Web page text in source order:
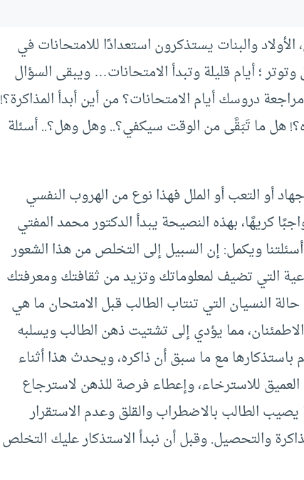
والبنات يستذكرون استعدادًا للامتحانات في
وتوتر ؛ أيام قليلة وتبدأ الامتحانات… ويبقى السؤال
دروسك أيام الامتحانات؟ من أين أبدأ المذاكرة؟!
هل ما تَبَقَّى من الوقت سيكفي؟.. وهل وهل؟.. أسئلة
أو التعب أو الملل فهذا نوع من الهروب النفسي
كريهًا، بهذه النصيحة يبدأ الدكتور محمد المفتي
ويكمل: إن السبيل إلى التخلص من هذا الشعور
التي تضيف لمعلوماتك وتزيد من ثقافتك ومعرفتك
النسيان التي تنتاب الطالب قبل الامتحان ما هي
مما يؤدي إلى تشتيت ذهن الطالب ويسلبه
مع ما سبق أن ذاكره، ويحدث هذا أثناء
العميق للاسترخاء، وإعطاء فرصة للذهن لاسترجاع
يصيب الطالب بالاضطراب والقلق وعدم الاستقرار
والتحصيل. وقبل أن نبدأ الاستذكار عليك التخلص